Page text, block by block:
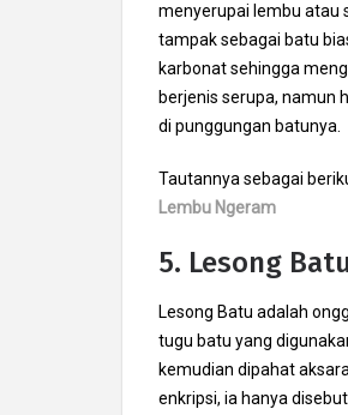
menyerupai lembu atau
tampak sebagai batu
karbonat sehingga
berjenis serupa, namun
di punggungan batunya.
Tautannya sebagai
Lembu Ngeram
5. Lesong
Lesong Batu adalah
tugu batu yang
kemudian dipahat
enkripsi, ia hanya